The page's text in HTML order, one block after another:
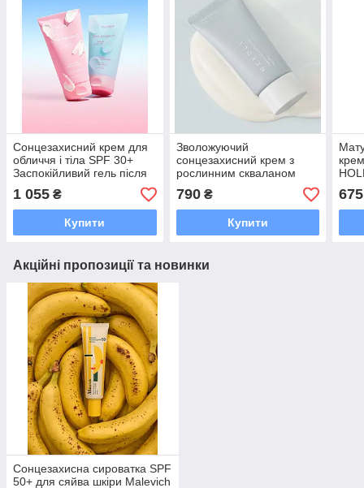
Сонцезахисний крем для
обличчя і тіла SPF 30+
Заспокійливий гель після
засмаги HOLLYSKIN
1 055 ₴
Купити
Зволожуючий
сонцезахисний крем з
рослинним скваланом
Needly Vegan Mild
Moisture Sun SPF 50+
790₴
Купити
675
Акційні пропозиції та новинки
Сонцезахисна сироватка SPF
50+ для сяйва шкіри Malevich